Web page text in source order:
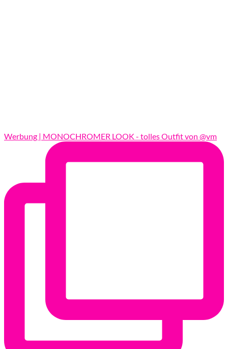
Werbung | MONOCHROMER LOOK - tolles Outfit von @vm